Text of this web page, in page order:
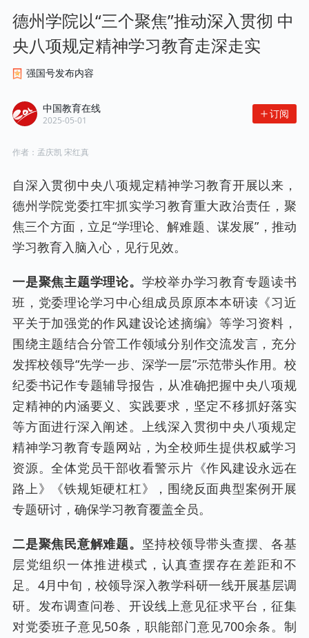
德州学院以“三个聚焦”推动深入贯彻 中
央八项规定精神学习教育走深走实
强国号发布内容
中国教育在线
2025-05-01
订阅
作者： 孟庆凯 宋红真
自深入贯彻中央八项规定精神学习教育开展以来，
德州学院党委扛牢抓实学习教育重大政治责任，聚
焦三个方面，立足“学理论、解难题、谋发展”，推动
学习教育入脑入心，见行见效。
一是聚焦主题学理论。 学校举办学习教育专题读书
班，党委理论学习中心组成员原原本本研读《习近
平关于加强党的作风建设论述摘编》等学习资料，
围绕主题结合分管工作领域分别作交流发言，充分
发挥校领导“先学一步、深学一层”示范带头作用。校
纪委书记作专题辅导报告，从准确把握中央八项规
定精神的内涵要义、实践要求，坚定不移抓好落实
等方面进行深入阐述。上线深入贯彻中央八项规定
精神学习教育专题网站，为全校师生提供权威学习
资源。全体党员干部收看警示片《作风建设永远在
路上》《铁规矩硬杠杠》，围绕反面典型案例开展
专题研讨，确保学习教育覆盖全员。
二是聚焦民意解难题。 坚持校领导带头查摆、各基
层党组织一体推进模式，认真查摆存在差距和不
足。4月中旬，校领导深入教学科研一线开展基层调
研。发布调查问卷、开设线上意见征求平台，征集
对党委班子意见50条，职能部门意见700余条。制